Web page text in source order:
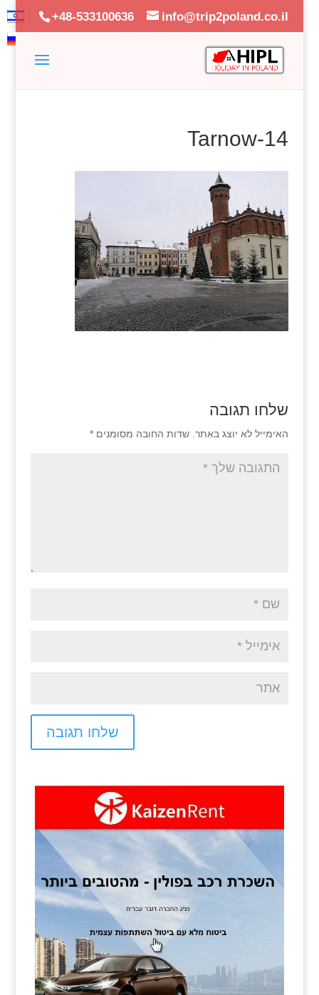
+48-533100636 info@trip2poland.co.il
Tarnow-14
שלחו תגובה
האימייל לא יוצג באתר. שדות החובה מסומנים *